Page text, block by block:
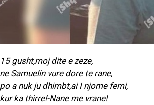
15 gusht,moj dite e zeze,
ne Samuelin vure dore te rane,
po a nuk ju dhimbt,ai I njome femi,
kur ka thirre!-Nane me vrane!